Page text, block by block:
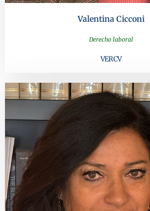
Valentina Cicconi
Derecho laboral
VER CV